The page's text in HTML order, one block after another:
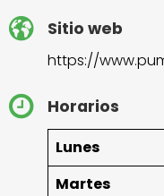
Sitio web
https://
Horarios
Lunes
Martes